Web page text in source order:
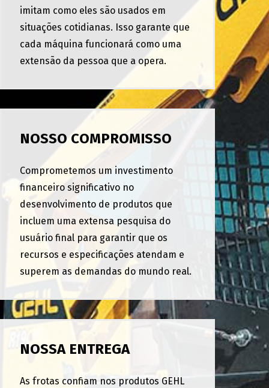
imitam como eles são usados em
situações cotidianas. Isso garante que
cada máquina funcionará como uma
extensão da pessoa que a opera.
NOSSO COMPROMISSO
Comprometemos um investimento
financeiro significativo no
desenvolvimento de produtos que
incluem uma extensa pesquisa do
usuário final para garantir que os
recursos e especificações atendam e
superem as demandas do mundo real.
NOSSA ENTREGA
As frotas confiam nos produtos GEHL